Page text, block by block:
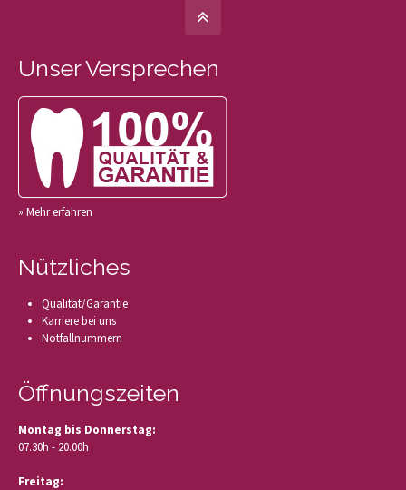
Unser Versprechen
» Mehr erfahren
Nützliches
Qualität/Garantie
Karriere bei uns
Notfallnummern
Öffnungszeiten
Montag bis Donnerstag:
07.30h - 20.00h
Freitag: